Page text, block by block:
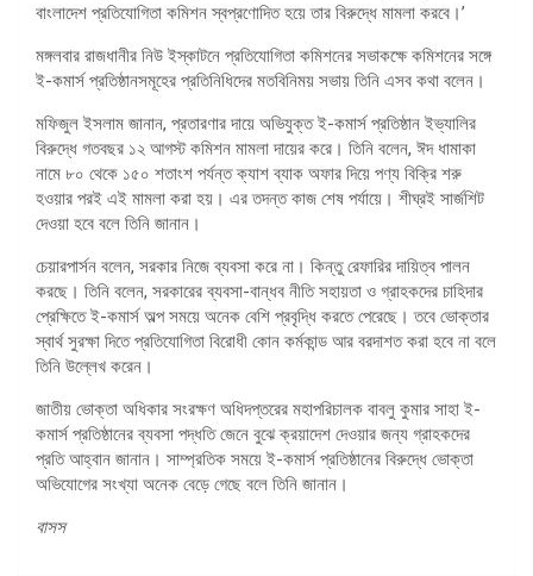
বাংলাদেশ প্রতিযোগিতা কমিশন স্বপ্রণোদিত হয়ে তার বিরুদ্ধে মামলা করবে।’
মঙ্গলবার রাজধানীর নিউ ইস্কাটনে প্রতিযোগিতা কমিশনের সভাকক্ষে কমিশনের সঙ্গে
ই-কমার্স প্রতিষ্ঠানসমূহের প্রতিনিধিদের মতবিনিময় সভায় তিনি এসব কথা বলেন।
মফিজুল ইসলাম জানান, প্রতারণার দায়ে অভিযুক্ত ই-কমার্স প্রতিষ্ঠান ইভ্যালির
বিরুদ্ধে গতবছর ১২ আগস্ট কমিশন মামলা দায়ের করে। তিনি বলেন, ঈদ ধামাকা
নামে ৮০ থেকে ১৫০ শতাংশ পর্যন্ত ক্যাশ ব্যাক অফার দিয়ে পণ্য বিক্রি শরু
হওয়ার পরই এই মামলা করা হয়। এর তদন্ত কাজ শেষ পর্যায়ে। শীঘ্রই সার্জশিট
দেওয়া হবে বলে তিনি জানান।
চেয়ারপার্সন বলেন, সরকার নিজে ব্যবসা করে না। কিন্তু রেফারির দায়িত্ব পালন
করছে। তিনি বলেন, সরকারের ব্যবসা-বান্ধব নীতি সহায়তা ও গ্রাহকদের চাহিদার
প্রেক্ষিতে ই-কমার্স অল্প সময়ে অনেক বেশি প্রবৃদ্ধি করতে পেরেছে। তবে ভোক্তার
স্বার্থ সুরক্ষা দিতে প্রতিযোগিতা বিরোধী কোন কর্মকান্ড আর বরদাশত করা হবে না বলে
তিনি উল্লেখ করেন।
জাতীয় ভোক্তা অধিকার সংরক্ষণ অধিদপ্তরের মহাপরিচালক বাবলু কুমার সাহা ই-
কমার্স প্রতিষ্ঠানের ব্যবসা পদ্ধতি জেনে বুঝে ক্রয়াদেশ দেওয়ার জন্য গ্রাহকদের
প্রতি আহ্বান জানান। সাম্প্রতিক সময়ে ই-কমার্স প্রতিষ্ঠানের বিরুদ্ধে ভোক্তা
অভিযোগের সংখ্যা অনেক বেড়ে গেছে বলে তিনি জানান।
বাসস